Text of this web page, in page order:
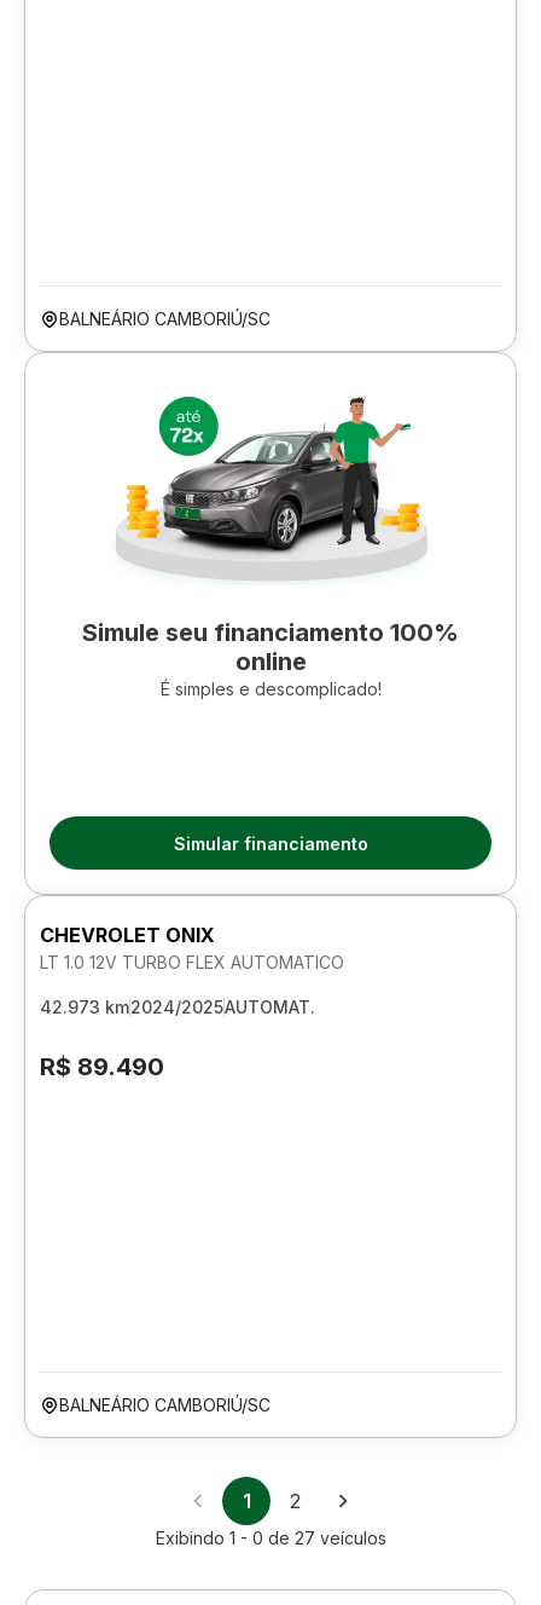
BALNEÁRIO CAMBORIÚ/SC
Simule seu financiamento 100%
online
É simples e descomplicado!
Simular financiamento
CHEVROLET ONIX
LT 1.0 12V TURBO FLEX AUTOMATICO
42.973 km2024/2025AUTOMAT.
R$ 89.490
BALNEÁRIO CAMBORIÚ/SC
1 2
Exibindo 1 - 0 de 27 veículos